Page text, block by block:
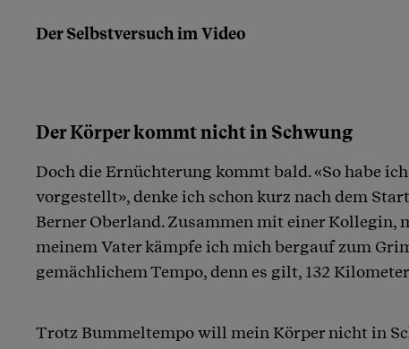
Der Selbstversuch im Video
Der Körper kommt nicht in Schwung
Doch die Ernüchterung kommt bald. «So habe
vorgestellt», denke ich schon kurz nach dem
Berner Oberland. Zusammen mit einer Kollegin,
meinem Vater kämpfe ich mich bergauf zum
gemächlichem Tempo, denn es gilt, 132
Trotz Bummeltempo will mein Körper nicht in